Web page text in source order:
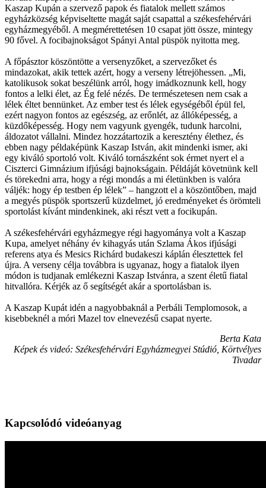
Kaszap Kupán a szervező papok és fiatalok mellett számos
egyházközség képviseltette magát saját csapattal a székesfehérvári
egyházmegyéből. A megmérettetésen 10 csapat jött össze, mintegy
90 fővel. A focibajnokságot Spányi Antal püspök nyitotta meg.
A főpásztor köszöntötte a versenyzőket, a szervezőket és
mindazokat, akik tettek azért, hogy a verseny létrejöhessen. „Mi,
katolikusok sokat beszélünk arról, hogy imádkoznunk kell, hogy
fontos a lelki élet, az Ég felé nézés. De természetesen nem csak a
lélek éltet bennünket. Az ember test és lélek egységéből épül fel,
ezért nagyon fontos az egészség, az erőnlét, az állóképesség, a
küzdőképesség. Hogy nem vagyunk gyengék, tudunk harcolni,
áldozatot vállalni. Mindez hozzátartozik a keresztény élethez, és
ebben nagy példaképünk Kaszap István, akit mindenki ismer, aki
egy kiváló sportoló volt. Kiváló tornászként sok érmet nyert el a
Ciszterci Gimnázium ifjúsági bajnokságain. Példáját követnünk kell
és törekedni arra, hogy a régi mondás a mi életünkben is valóra
váljék: hogy ép testben ép lélek” – hangzott el a köszöntőben, majd
a megyés püspök sportszerű küzdelmet, jó eredményeket és örömteli
sportolást kívánt mindenkinek, aki részt vett a focikupán.
A székesfehérvári egyházmegye régi hagyománya volt a Kaszap
Kupa, amelyet néhány év kihagyás után Szlama Ákos ifjúsági
referens atya és Mesics Richárd budakeszi káplán élesztettek fel
újra. A verseny célja továbbra is ugyanaz, hogy a fiatalok ilyen
módon is tudjanak emlékezni Kaszap Istvánra, a szent életű fiatal
hitvallóra. Kérjék az ő segítségét akár a sportolásban is.
A Kaszap Kupát idén a nagyobbaknál a Perbáli Templomosok, a
kisebbeknél a móri Mazel tov elnevezésű csapat nyerte.
Berta Kata
Képek és videó: Székesfehérvári Egyházmegyei Stúdió, Körtvélyes
Tivadar
Kapcsolódó videóanyag